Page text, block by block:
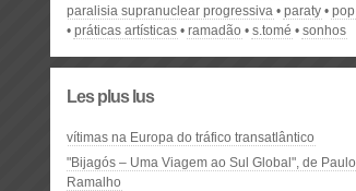
paralisia supranuclear progressiva
paraty
pop
práticas artísticas
ramadão s.tomé sonhos
Les plus lus
vítimas na Europa do tráfico transatlântico
"Bijagós – Uma Viagem ao Sul Global", de Paulo
Ramalho